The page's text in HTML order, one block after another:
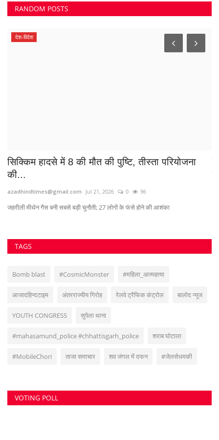
RANDOM POSTS
देश-विदेश
सिक्किम हादसे में 8 की मौत की पुष्टि, तीस्ता परियोजना
की...
azadhindtimes@gmail.com Jul 21, 2026 0 96
जहरीली मीथेन गैस बनी सबसे बड़ी चुनौती; 27 लोगों के फंसे होने की आशंका
TAGS
Bomb blast #CosmicMonster #महिला_आत्महत्या
आजादहिन्दटाइम अंतरराज्यीय गिरोह रेलवे ट्रैफिक कंट्रोल बालोद न्यूज
YOUTH CONGRESS सुपेला थाना
#mahasamund_police #chhattisgarh_police शराब घोटाला
#MobileChori ताजा समाचार शव जंगल में दफन #जेलसेधमकी
VOTING POLL